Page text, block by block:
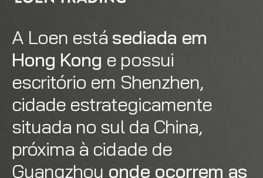
A Loen está sediada em
Hong Kong e possui
escritório em Shenzhen,
cidade estrategicamente
situada no sul da China,
próxima à cidade de
Guangzhou onde ocorrem as